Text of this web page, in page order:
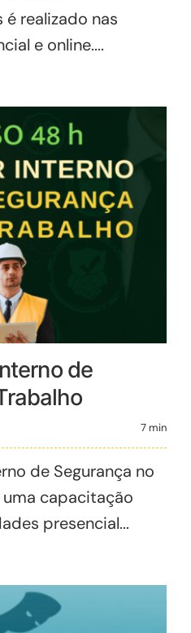
realizado nas
e online....
de
7 min
de Segurança no
capacitação
presencial...